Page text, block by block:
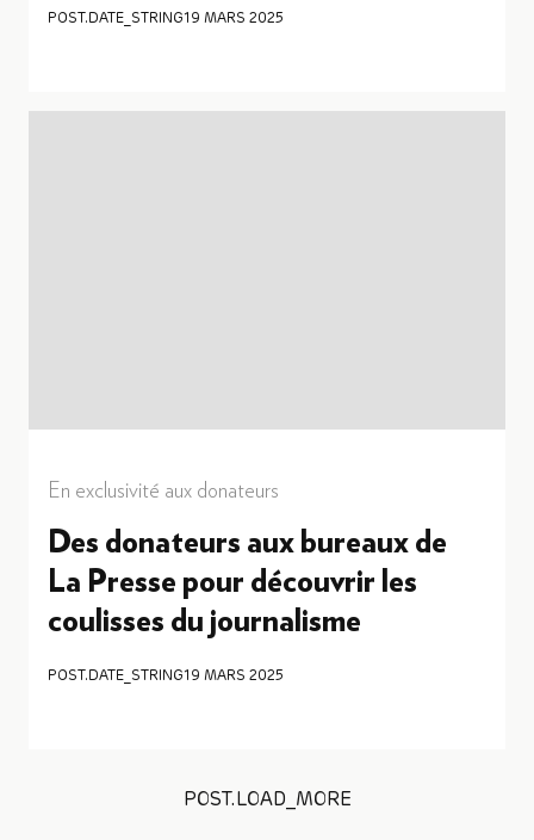
POST.DATE_STRING19 MARS 2025
En exclusivité aux donateurs
Des donateurs aux bureaux de
La Presse pour découvrir les
coulisses du journalisme
POST.DATE_STRING19 MARS 2025
POST.LOAD_MORE